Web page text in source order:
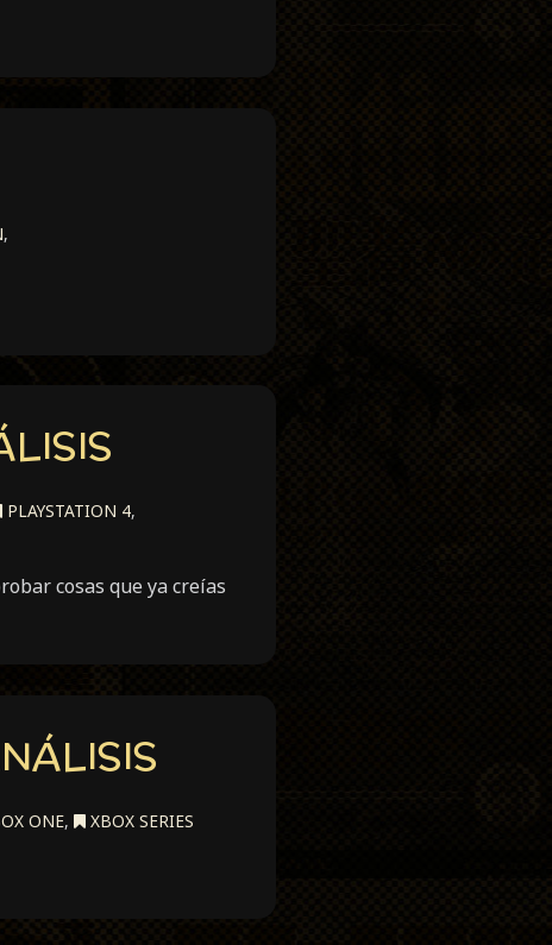
,
PLAYSTATION 4,
cosas que ya creías
ONE, XBOX SERIES